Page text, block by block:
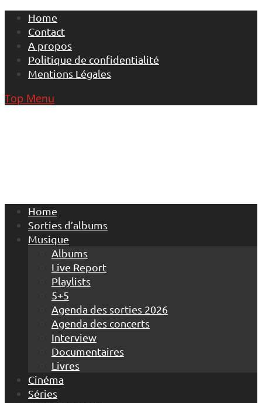
Skip
content
Home
Contact
A propos
Politique de confidentialité
Mentions Légales
Top Menu
Home
Sorties d’albums
Musique
Albums
Live Report
Playlists
5+5
Agenda des sorties 2026
Agenda des concerts
Interview
Documentaires
Livres
Cinéma
Séries